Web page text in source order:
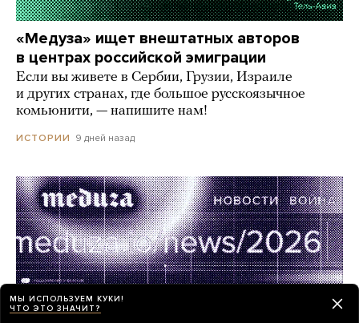
«Медуза» ищет внештатных авторов
в центрах российской эмиграции
Если вы живете в Сербии, Грузии, Израиле
и других странах, где большое русскоязычное
комьюнити, — напишите нам!
ИСТОРИИ 9 дней назад
МЫ ИСПОЛЬЗУЕМ КУКИ!
ЧТО ЭТО ЗНАЧИТ?